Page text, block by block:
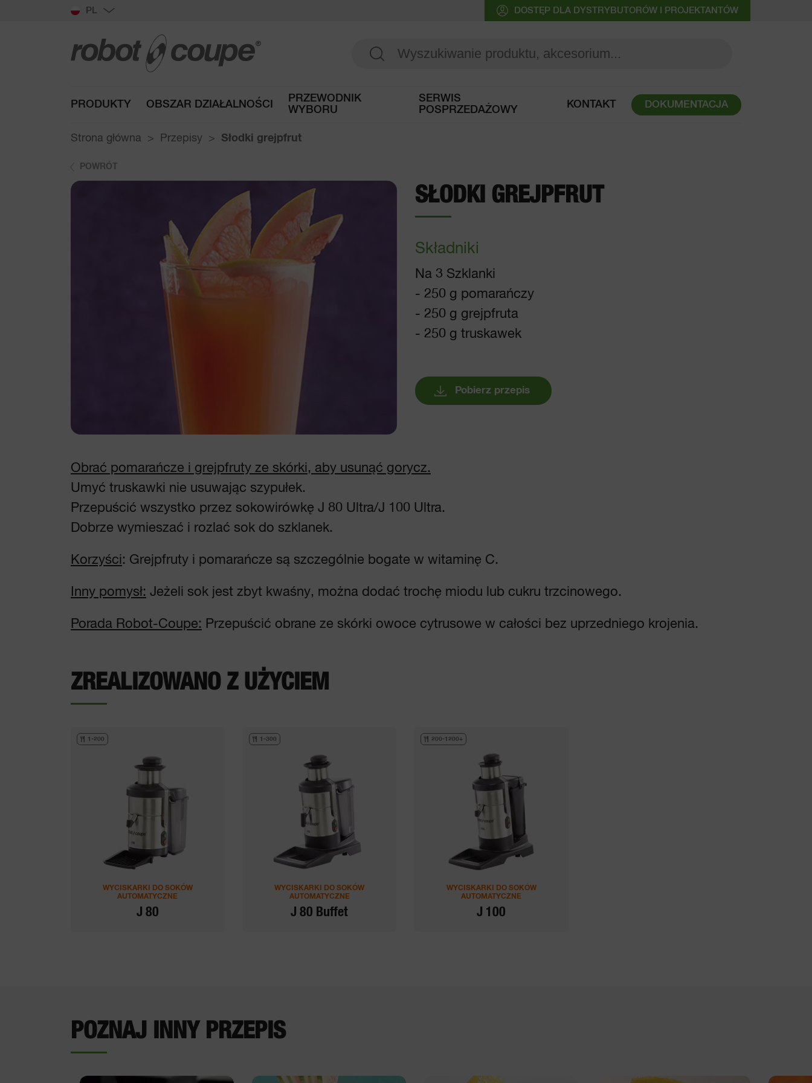
PL DOSTĘP DLA DYSTRYBUTORÓW I PROJEKTANTÓW
PRODUKTY OBSZAR DZIAŁALNOŚCI
PRZEWODNIK
WYBORU
SERWIS
POSPRZEDAŻOWY
KONTAKT DOKUMENTACJA
Strona główna Przepisy Słodki grejpfrut
POWRÓT
SŁODKI GREJPFRUT
Składniki
Na 3 Szklanki
- 250 g pomarańczy
- 250 g grejpfruta
- 250 g truskawek
Pobierz przepis
Obrać pomarańcze i grejpfruty ze skórki, aby usunąć gorycz.
Umyć truskawki nie usuwając szypułek.
Przepuścić wszystko przez sokowirówkę J 80 Ultra/J 100 Ultra.
Dobrze wymieszać i rozlać sok do szklanek.
Korzyści: Grejpfruty i pomarańcze są szczególnie bogate w witaminę C.
Inny pomysł: Jeżeli sok jest zbyt kwaśny, można dodać trochę miodu lub cukru trzcinowego.
Porada Robot-Coupe: Przepuścić obrane ze skórki owoce cytrusowe w całości bez uprzedniego krojenia.
ZREALIZOWANO Z UŻYCIEM
1-200
WYCISKARKI DO SOKÓW
AUTOMATYCZNE
J 80
1-300
WYCISKARKI DO SOKÓW
AUTOMATYCZNE
J 80 Buffet
200-1200+
WYCISKARKI DO SOKÓW
AUTOMATYCZNE
J 100
POZNAJ INNY PRZEPIS
Dostęp do przewodnika wyboru